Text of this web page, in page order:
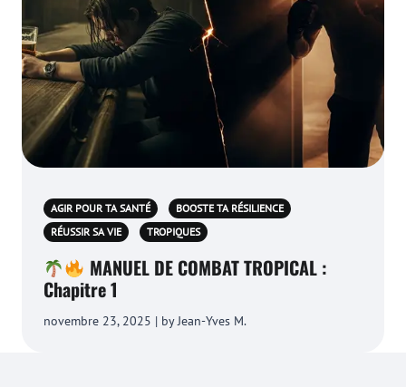
AGIR POUR TA SANTÉ
BOOSTE TA RÉSILIENCE
RÉUSSIR SA VIE
TROPIQUES
MANUEL DE COMBAT TROPICAL :
Chapitre 1
novembre 23, 2025 | by Jean-Yves M.